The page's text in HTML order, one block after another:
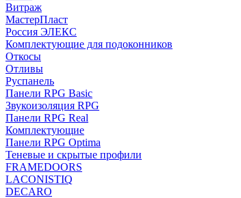
Витраж
МастерПласт
Россия ЭЛЕКС
Комплектующие для подоконников
Откосы
Отливы
Руспанель
Панели RPG Basic
Звукоизоляция RPG
Панели RPG Real
Комплектующие
Панели RPG Optima
Теневые и скрытые профили
FRAMEDOORS
LACONISTIQ
DECARO